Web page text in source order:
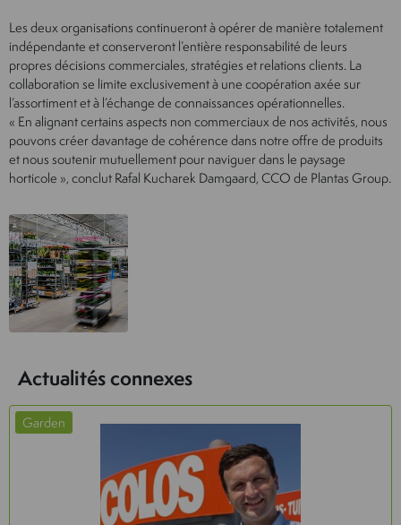
Les deux organisations continueront à opérer de manière totalement
indépendante et conserveront l’entière responsabilité de leurs
propres décisions commerciales, stratégies et relations clients. La
collaboration se limite exclusivement à une coopération axée sur
l’assortiment et à l’échange de connaissances opérationnelles.
« En alignant certains aspects non commerciaux de nos activités, nous
pouvons créer davantage de cohérence dans notre offre de produits
et nous soutenir mutuellement pour naviguer dans le paysage
horticole », conclut Rafal Kucharek Damgaard, CCO de Plantas Group.
Actualités connexes
Garden